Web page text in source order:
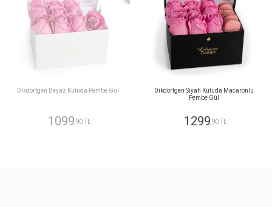
Dikdörtgen Beyaz Kutuda Pembe Gül
1099,90 TL
Dikdörtgen Siyah Kutuda Macaronlu
Pembe Gül
1299,90 TL